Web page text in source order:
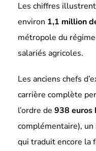
Les chiffres
environ 1,1 million
métropole du
salariés agricoles.
Les anciens chefs
carrière complète
l’ordre de 938 euros
complémentaire),
qui traduit encore la